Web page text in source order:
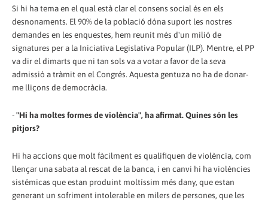
Si hi ha tema en el qual està clar el consens social és en els
desnonaments. El 90% de la població dóna suport les nostres
demandes en les enquestes, hem reunit més d'un milió de
signatures per a la Iniciativa Legislativa Popular (ILP). Mentre, el PP
va dir el dimarts que ni tan sols va a votar a favor de la seva
admissió a tràmit en el Congrés. Aquesta gentuza no ha de donar-
me lliçons de democràcia.
-"Hi ha moltes formes de violència", ha afirmat. Quines són les
pitjors?
Hi ha accions que molt fàcilment es qualifiquen de violència, com
llençar una sabata al rescat de la banca, i en canvi hi ha violències
sistémicas que estan produint moltíssim més dany, que estan
generant un sofriment intolerable en milers de persones, que les